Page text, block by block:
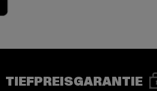
TIEFPREISGARANTIE